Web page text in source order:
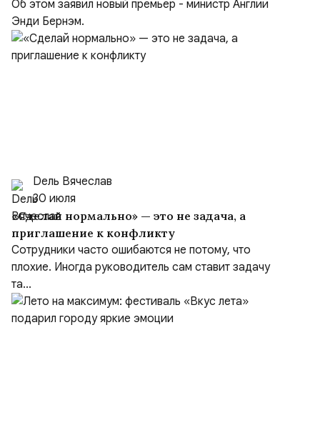
после заключения мирного соглашения
Об этом заявил новый премьер - министр Англии
Энди Бернэм.
Dель Вячеслав
30 июля
«Сделай нормально» — это не задача, а
приглашение к конфликту
Сотрудники часто ошибаются не потому, что
плохие. Иногда руководитель сам ставит задачу
та...